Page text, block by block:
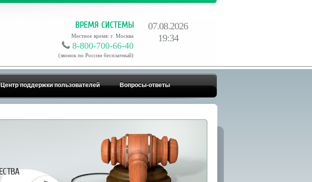
07.08.2026
19:34
Местное время: г. Москва
8-800-700-66-40
(звонок по России бесплатный)
Центр поддержки пользователей Вопросы-ответы